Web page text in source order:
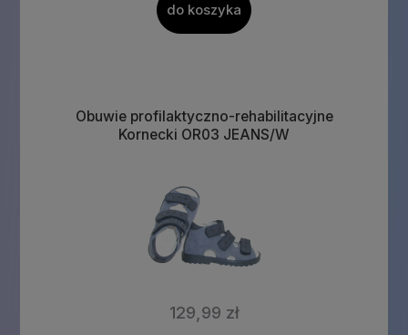
do koszyka
Obuwie profilaktyczno-rehabilitacyjne
Kornecki OR03 JEANS/W
129,99 zł